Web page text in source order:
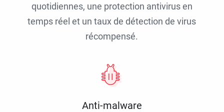
quotidiennes, une protection antivirus en
temps réel et un taux de détection de virus
récompensé.
Anti-malware